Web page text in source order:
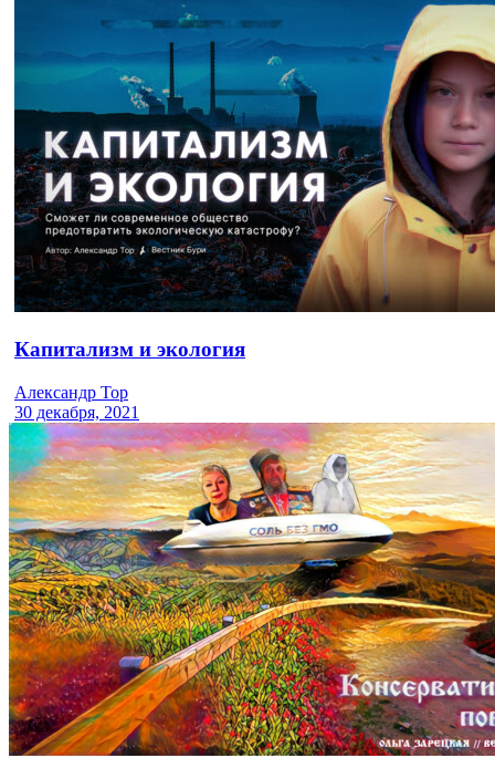
Капитализм и экология
Александр Тор
30 декабря, 2021